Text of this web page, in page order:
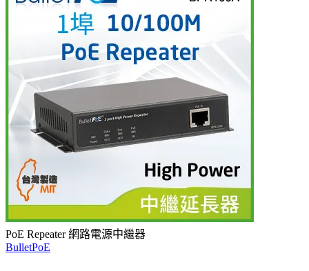
PoE Repeater 網路電源中繼器
BulletPoE